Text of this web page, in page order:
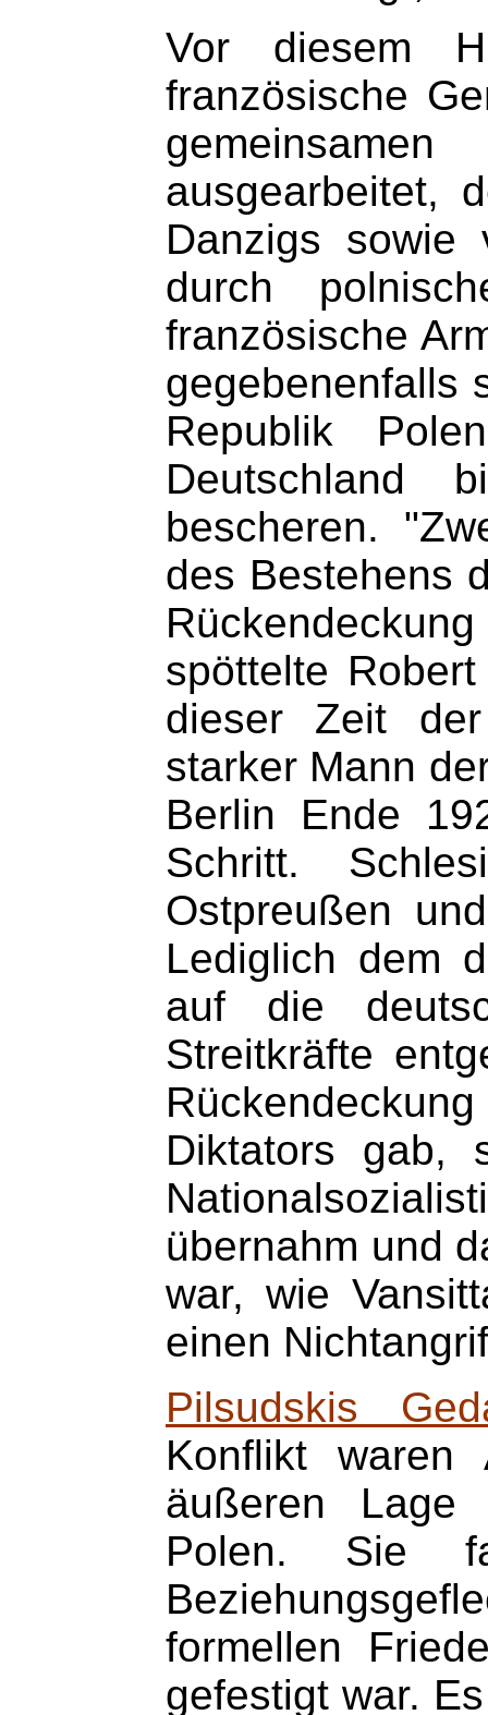
Vor diesem
französische
ausgearbeitet,
Danzigs sowie
durch
französische
gegebenenfalls
Republik
Deutschland
bescheren.
des Bestehens
spöttelte
dieser Zeit
starker Mann
Berlin Ende
Schritt.
Ostpreußen
Lediglich dem
auf die
Streitkräfte
Diktators gab,
übernahm und
war, wie
einen
Pilsudskis
Konflikt waren
äußeren Lage
Polen. Sie
formellen
gefestigt war.